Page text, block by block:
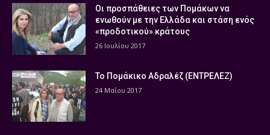
Οι προσπάθειες των Πομάκων να
ενωθούν με την Ελλάδα και στάση ενός
«προδοτικού» κράτους
26 Ιουλίου 2017
Το Πομάκικο Αδραλέζ (ΕΝΤΡΕΛΕΖ)
24 Μαΐου 2017